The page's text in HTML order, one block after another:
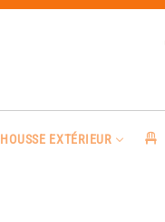
HOUSSE EXTÉRIEUR